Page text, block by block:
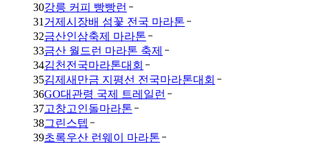
30강릉 커피 빵빵런
31 거제시장배 섬꽃 전국 마라톤
32금산인삼축제 마라톤
33금산 월드런 마라톤 축제
34김천전국마라톤대회
35김제새만금 지평선 전국마라톤대회
36GO대관령 국제 트레일런
37고창고인돌마라톤
38그린스텝
39초록우산 런웨이 마라톤